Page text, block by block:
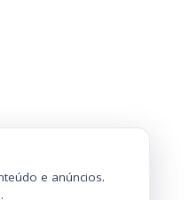
e anúncios.
.